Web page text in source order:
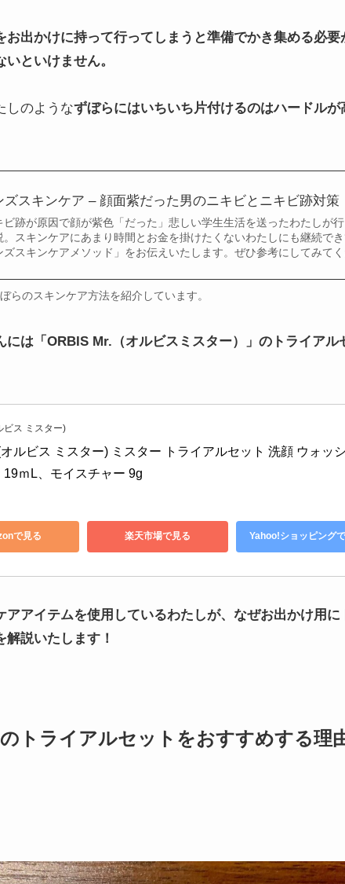
出かけに持って行ってしまうと準備でかき集める必要
といけません。
しのようなずぼらにはいちいち片付けるのはハードルが
ズスキンケア – 顔面紫だった男のニキビとニキビ跡対策
ビ跡が原因で顔が紫色「だった」悲しい学生生活を送ったわたしが
。スキンケアにあまり時間とお金を掛けたくないわたしにも継続で
ズスキンケアメソッド」をお伝えいたします。ぜひ参考にしてみてく
らのスキンケア方法を紹介しています。
は「ORBIS Mr.（オルビスミスター）」のトライアル
ビス ミスター)
ルビス ミスター) ミスター トライアルセット 洗顔 ウォッシ
19ｍL、モイスチャー 9g
で見る 楽天市場で見る Yahoo!ショッピング
アイテムを使用しているわたしが、なぜお出かけ用に
説いたします！
トライアルセットをおすすめする理